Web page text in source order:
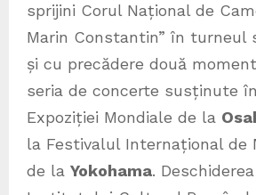
sprijini Corul Național de
Marin Constantin” în turneul
și cu precădere două
seria de concerte susținute
Expoziției Mondiale de la
la Festivalul Internațional de
de la Yokohama.